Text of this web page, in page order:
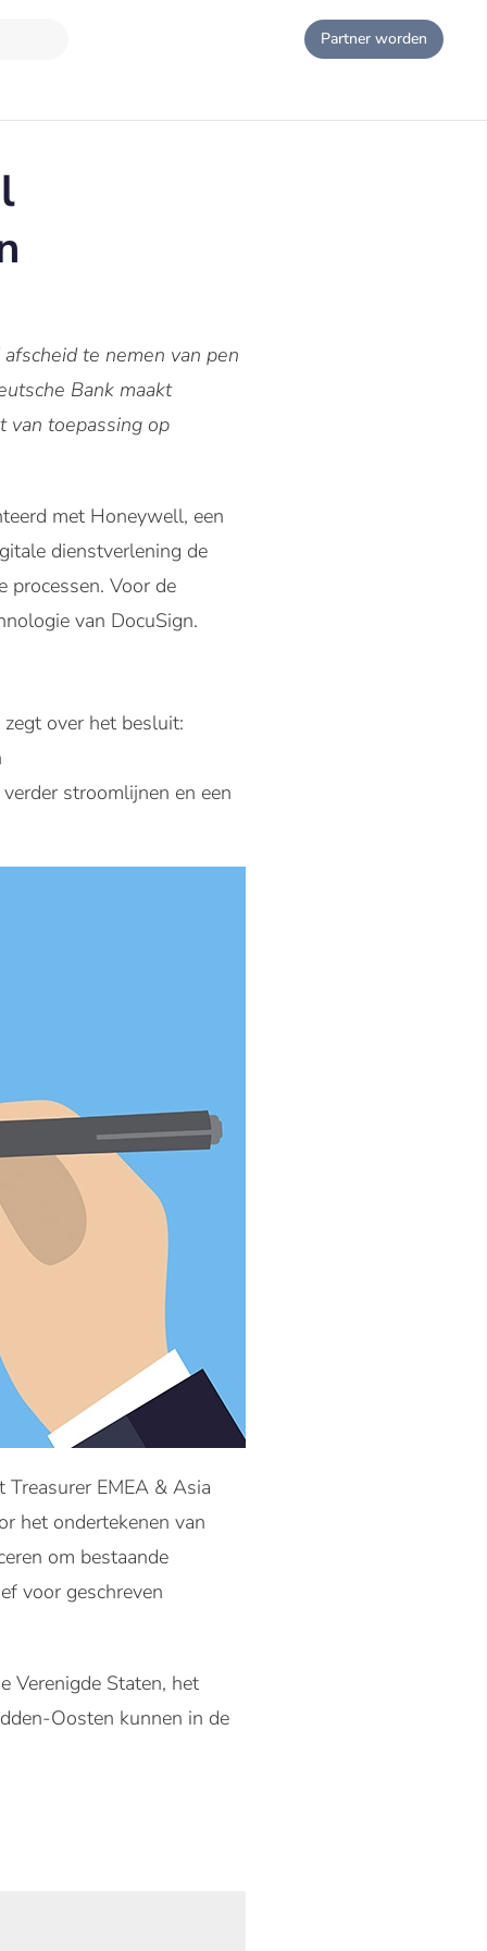
Partner worden
te nemen van pen
Bank maakt
van toepassing op
met Honeywell, een
dienstverlening de
processen. Voor de
van DocuSign.
over het besluit:
stroomlijnen en een
EMEA & Asia
het ondertekenen van
om bestaande
voor geschreven
Verenigde Staten, het
Oosten kunnen in de